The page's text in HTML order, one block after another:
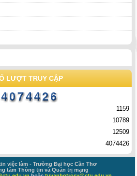
LƯỢT TRUY CẬP
1159
10789
12509
4074426
việc làm - Trường Đại học Cần Thơ
tâm Thông tin và Quản trị mạng